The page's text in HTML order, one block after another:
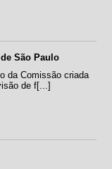
São Paulo
da Comissão criada
de f[...]